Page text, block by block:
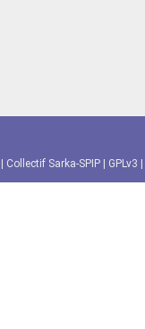
Collectif Sarka-SPIP GPLv3